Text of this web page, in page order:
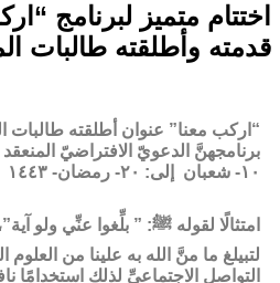
اختتام متميز لبرنامج
قدمته وأطلقته طالبات
“اركب معنا” عنوان أطلقته طالبات
برنامجهنَّ الدعويّ الافتراضيّ المنعقد
١٠- شعبان إلى: ٢٠- رمضان- ١٤٤٣
امتثالًا لقوله ﷺ: ” بلِّغوا عنِّي ولو
لتبيلغ ما منَّ الله به علينا من
التواصل الاجتماعيِّ لذلك استخدامًا